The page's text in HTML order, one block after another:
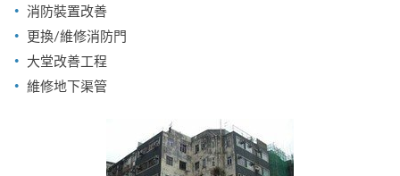
消防裝置改善
更換/維修消防門
大堂改善工程
維修地下渠管